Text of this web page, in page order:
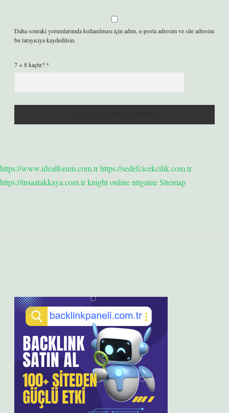
Daha sonraki yorumlarımda kullanılması için adım, e-posta adresim ve site adresim
bu tarayıcıya kaydedilsin.
7 + 8 kaçtır? *
https://www.idealforum.com.trhttps://sedefcicekcilik.com.tr
https://insaatakkaya.com.trknight onlinenttgameSitemap